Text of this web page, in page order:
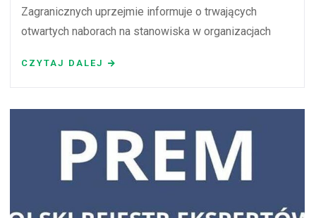
Zagranicznych uprzejmie informuje o trwających
otwartych naborach na stanowiska w organizacjach
CZYTAJ DALEJ